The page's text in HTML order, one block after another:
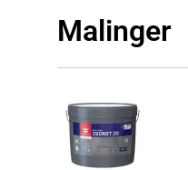
Malinger